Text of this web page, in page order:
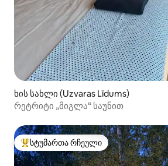
ხის სახლი (Uzvaras Līdums)
რეტრიტი „მიგლა“ საუნით
სტუმართა რჩეული მოწინავე ვარიანტი
სტუმართა რჩეული